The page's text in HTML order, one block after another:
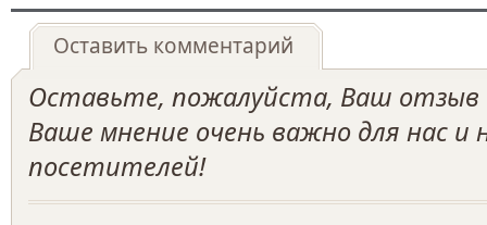
Оставить комментарий
Оставьте, пожалуйста, Ваш отзыв
Ваше мнение очень важно для нас и
посетителей!